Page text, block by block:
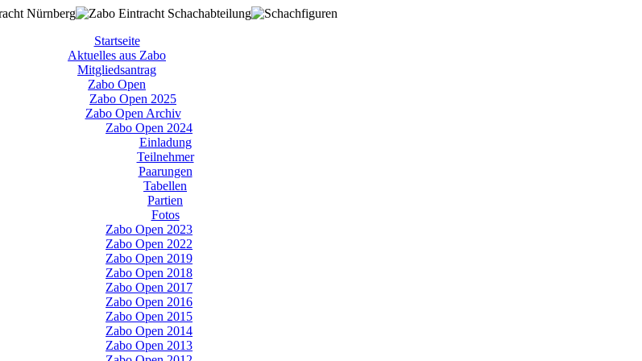
Startseite
Aktuelles aus Zabo
Mitgliedsantrag
Zabo Open
Zabo Open 2025
Zabo Open Archiv
Zabo Open 2024
Einladung
Teilnehmer
Paarungen
Tabellen
Partien
Fotos
Zabo Open 2023
Zabo Open 2022
Zabo Open 2019
Zabo Open 2018
Zabo Open 2017
Zabo Open 2016
Zabo Open 2015
Zabo Open 2014
Zabo Open 2013